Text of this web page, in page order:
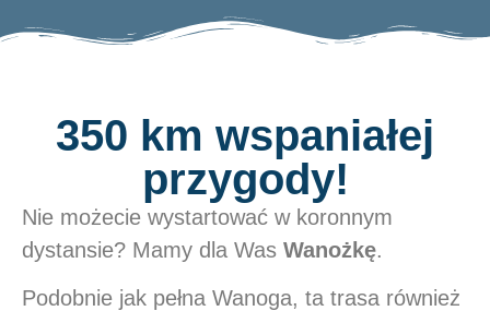
350 km wspaniałej
przygody!
Nie możecie wystartować w koronnym
dystansie? Mamy dla Was Wanożkę.
Podobnie jak pełna Wanoga, ta trasa również